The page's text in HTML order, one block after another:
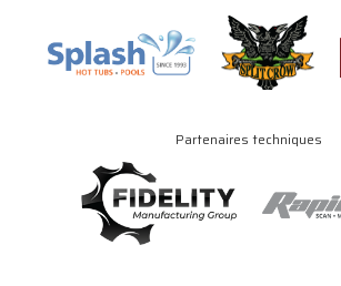
Partenaires techniques